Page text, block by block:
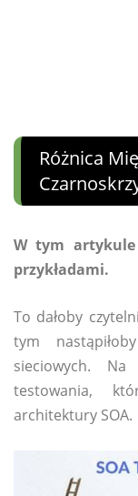
Różnica
W tym
przykładami.
To dałoby
tym
sieciowych.
testowania,
architektury SOA.